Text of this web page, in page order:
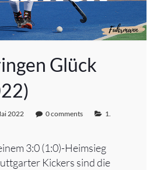
Glück
2022 0 comments
1.
3:0 (1:0)-Heimsieg
Kickers sind die